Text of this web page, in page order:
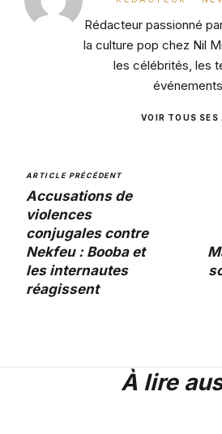
Rédacteur passionné
la culture pop chez Nil
les célébrités, les
VOIR TOUS SES
ARTICLE PRÉCÉDENT
Accusations de
violences
conjugales contre
Nekfeu : Booba et
les internautes
réagissent
À lire